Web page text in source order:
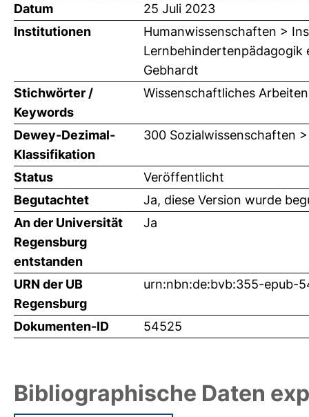
Datum
25 Juli 2023
Institutionen
Humanwissenschaften >
Lernbehindertenpädagogik
Gebhardt
Stichwörter /
Keywords
Wissenschaftliches
Dewey-Dezimal-
Klassifikation
300 Sozialwissenschaften
Status
Veröffentlicht
Begutachtet
Ja, diese Version wurde
An der Universität
Regensburg
entstanden
Ja
URN der UB
Regensburg
urn:nbn:de:bvb:355-epub-
Dokumenten-ID 54525
Bibliographische Daten